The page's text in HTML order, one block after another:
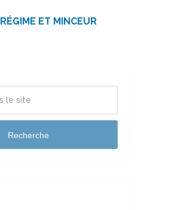
RÉGIME ET MINCEUR
Recherche